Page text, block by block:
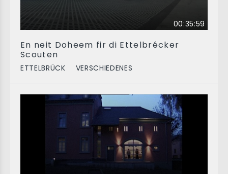
00:35:59
En neit Doheem fir di Ettelbrécker
Scouten
ETTELBRÜCK VERSCHIEDENES